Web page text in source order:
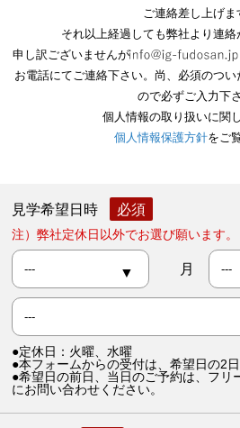
ご連絡差し上げま
それ以上経過しても弊社より連絡
申し訳ございませんが
お電話にてご連絡下さい。尚、必須のつ
ので必ずご入力下さ
個人情報の取り扱いに関
個人情報保護方針をご
見学希望日時
注）弊社定休日以外でお選び願います。
月
●定休日：火曜、水曜
●本フォームからの受付は、希望日の2日
●希望日の前日、当日のご予約は、 フリ
にお問い合わせください。